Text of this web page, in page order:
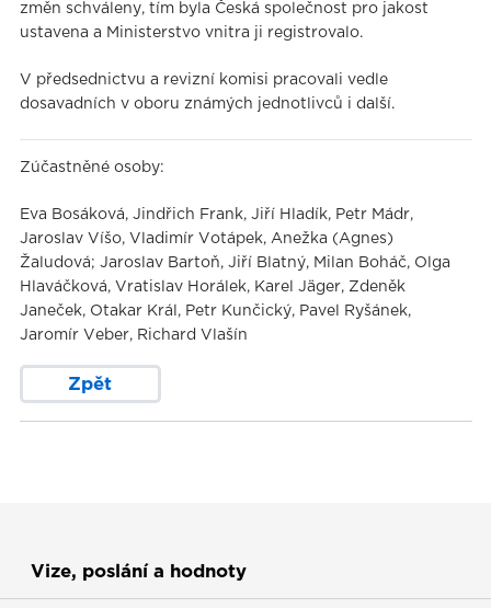
změn schváleny, tím byla Česká společnost pro jakost
ustavena a Ministerstvo vnitra ji registrovalo.
V předsednictvu a revizní komisi pracovali vedle
dosavadních v oboru známých jednotlivců i další.
Zúčastněné osoby:
Eva Bosáková, Jindřich Frank, Jiří Hladík, Petr Mádr,
Jaroslav Víšo, Vladimír Votápek, Anežka (Agnes)
Žaludová; Jaroslav Bartoň, Jiří Blatný, Milan Boháč, Olga
Hlaváčková, Vratislav Horálek, Karel Jäger, Zdeněk
Janeček, Otakar Král, Petr Kunčický, Pavel Ryšánek,
Jaromír Veber, Richard Vlašín
Zpět
Vize, poslání a hodnoty